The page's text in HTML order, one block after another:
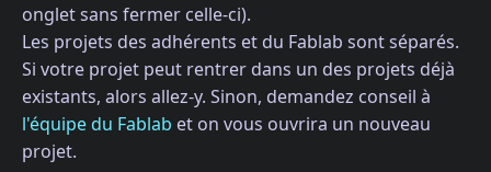
onglet sans fermer celle-ci).
Les projets des adhérents et du Fablab sont séparés.
Si votre projet peut rentrer dans un des projets déjà
existants, alors allez-y. Sinon, demandez conseil à
l'équipe du Fablab et on vous ouvrira un nouveau
projet.